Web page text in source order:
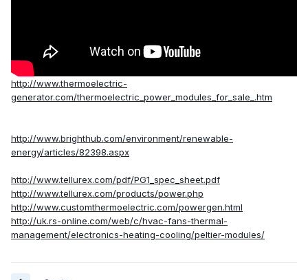
http://www.thermoelectric-
generator.com/thermoelectric_power_modules_for_sale_.htm
http://www.brighthub.com/environment/renewable-
energy/articles/82398.aspx
http://www.tellurex.com/pdf/PG1_spec_sheet.pdf
http://www.tellurex.com/products/power.php
http://www.customthermoelectric.com/powergen.html
http://uk.rs-online.com/web/c/hvac-fans-thermal-
management/electronics-heating-cooling/peltier-modules/